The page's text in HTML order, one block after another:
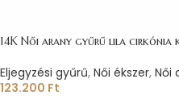
14K Női arany gyűrű lila cirkónia
Eljegyzési gyűrű, Női ékszer, Női
123.200 Ft